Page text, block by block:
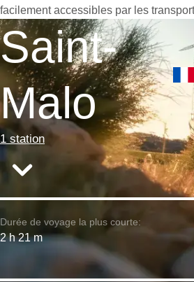
facilement accessibles par les
Saint-
Malo
1 station
Durée de voyage la plus courte:
2 h 21 m